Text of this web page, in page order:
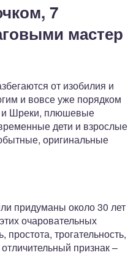
7
мастер
от изобилия и
и вовсе уже порядком
и Шреки, плюшевые
дети и взрослые
оригинальные
придуманы около 30 лет
очаровательных
трогательность,
признак –